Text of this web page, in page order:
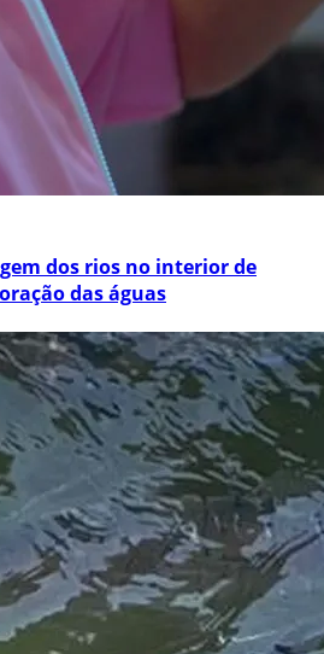
dos rios no interior de
das águas